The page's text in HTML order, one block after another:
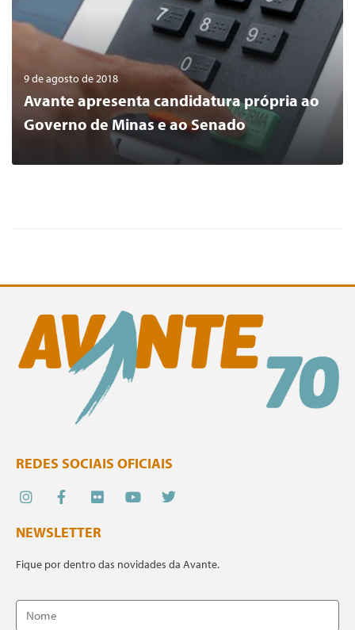
9 de agosto de 2018
Avante apresenta candidatura própria ao
Governo de Minas e ao Senado
REDES SOCIAIS OFICIAIS
NEWSLETTER
Fique por dentro das novidades da Avante.